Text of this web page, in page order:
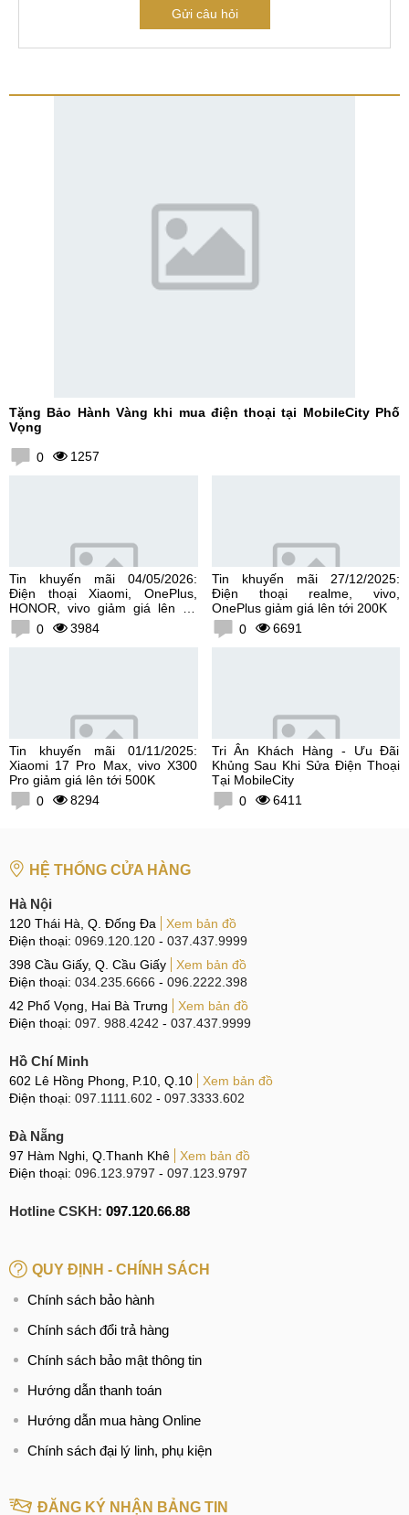
Gửi câu hỏi
Tặng Bảo Hành Vàng khi mua điện thoại tại MobileCity Phố
Vọng
0 1257
Tin khuyến mãi 04/05/2026:
Điện thoại Xiaomi, OnePlus,
HONOR, vivo giảm giá lên tới
300K0 3984
Tin khuyến mãi 27/12/2025:
Điện thoại realme, vivo,
OnePlus giảm giá lên tới 200K
0
6691
Tin khuyến mãi 01/11/2025:
Xiaomi 17 Pro Max, vivo X300
Pro giảm giá lên tới 500K
0
8294
Tri Ân Khách Hàng - Ưu Đãi
Khủng Sau Khi Sửa Điện Thoại
Tại MobileCity
0
6411
HỆ THỐNG CỬA HÀNG
Hà Nội
120 Thái Hà, Q. Đống Đa
Xem bản đồ
Điện thoại: 0969.120.120 - 037.437.9999
398 Cầu Giấy, Q. Cầu Giấy
Xem bản đồ
Điện thoại: 034.235.6666 - 096.2222.398
42 Phố Vọng, Hai Bà Trưng
Xem bản đồ
Điện thoại: 097. 988.4242 - 037.437.9999
Hồ Chí Minh
602 Lê Hồng Phong, P.10, Q.10
Xem bản đồ
Điện thoại: 097.1111.602 - 097.3333.602
Đà Nẵng
97 Hàm Nghi, Q.Thanh Khê
Xem bản đồ
Điện thoại: 096.123.9797 - 097.123.9797
Hotline CSKH: 097.120.66.88
QUY ĐỊNH - CHÍNH SÁCH
Chính sách bảo hành
Chính sách đổi trả hàng
Chính sách bảo mật thông tin
Hướng dẫn thanh toán
Hướng dẫn mua hàng Online
Chính sách đại lý linh, phụ kiện
ĐĂNG KÝ NHẬN BẢNG TIN